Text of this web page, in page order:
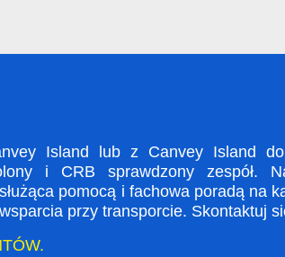
Island lub z Canvey Island
i CRB sprawdzony zespół.
pomocą i fachowa poradą na
przy transporcie. Skontaktuj